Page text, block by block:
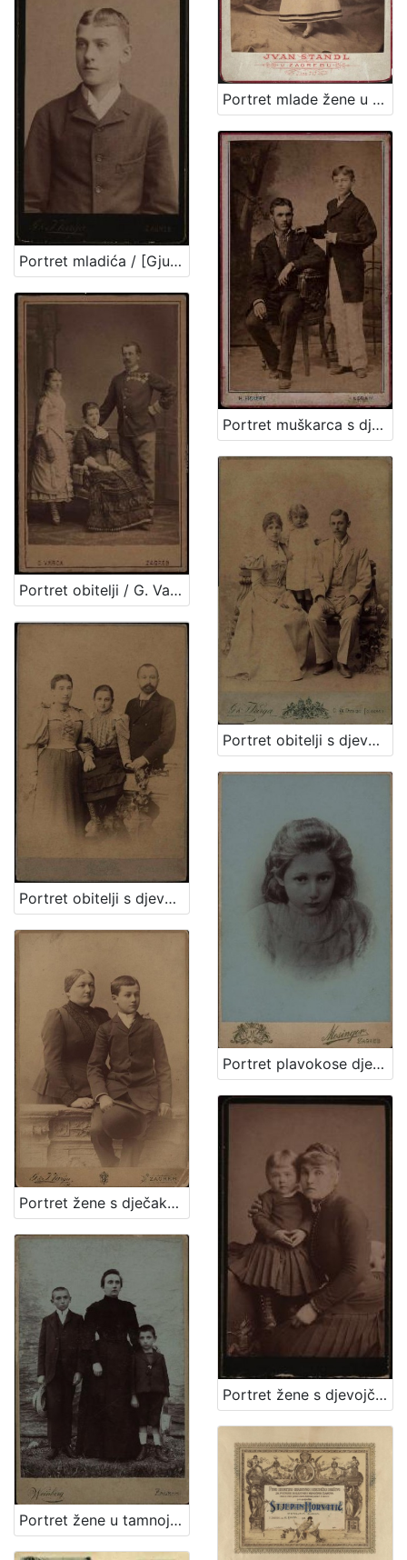
Portret mlade žene u bijeloj haljini / Ivan Standl
Portret mladića / [Gjuro Varga] ; [izradio fotografski atelijer] G. & I. Varga
Portret muškarca s dječakom u bijelim hlačama / H. Fickert ; [izradila] Poslovnica svetlo slikah Herrmana Fikerta u Zagrebu
Portret obitelji / G. Varga
Portret obitelji s djevojčicom / G. & I. Varga
Portret obitelji s djevojčicom u sredini / Mosinger & Breyer
Portret plavokose djevojčice / Mosinger ; [izradio] Artistički zavod Mosinger
Portret žene s dječakom / G. & I. Varga
Portret žene s djevojčicom / [Gjuro Varga] ; [izradio fotografski atelier] G. & I. Varga
Portret žene u tamnoj haljini s dva dječaka / Weinberg ; [izradio] Atelier M. Weinberg